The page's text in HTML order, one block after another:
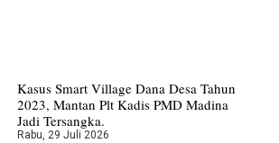
Kasus Smart Village Dana Desa Tahun
2023, Mantan Plt Kadis PMD Madina
Jadi Tersangka.
Rabu, 29 Juli 2026